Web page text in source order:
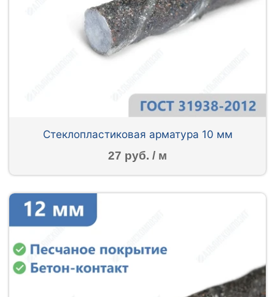
Стеклопластиковая арматура 10 мм
27 руб. / м